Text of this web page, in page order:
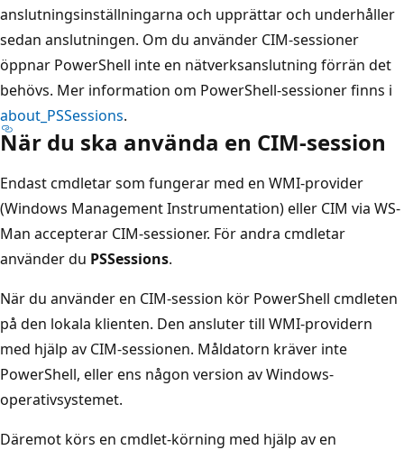
anslutningsinställningarna och upprättar och underhåller
sedan anslutningen. Om du använder CIM-sessioner
öppnar PowerShell inte en nätverksanslutning förrän det
behövs. Mer information om PowerShell-sessioner finns i
about_PSSessions.
När du ska använda en CIM-session
Endast cmdletar som fungerar med en WMI-provider
(Windows Management Instrumentation) eller CIM via WS-
Man accepterar CIM-sessioner. För andra cmdletar
använder du PSSessions.
När du använder en CIM-session kör PowerShell cmdleten
på den lokala klienten. Den ansluter till WMI-providern
med hjälp av CIM-sessionen. Måldatorn kräver inte
PowerShell, eller ens någon version av Windows-
operativsystemet.
Däremot körs en cmdlet-körning med hjälp av en